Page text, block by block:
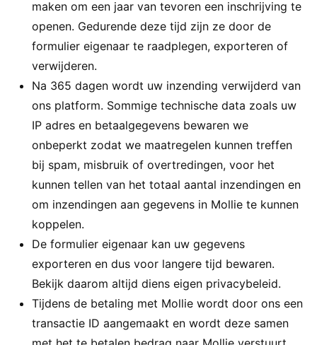
maken om een jaar van tevoren een inschrijving te
openen. Gedurende deze tijd zijn ze door de
formulier eigenaar te raadplegen, exporteren of
verwijderen.
Na 365 dagen wordt uw inzending verwijderd van
ons platform. Sommige technische data zoals uw
IP adres en betaalgegevens bewaren we
onbeperkt zodat we maatregelen kunnen treffen
bij spam, misbruik of overtredingen, voor het
kunnen tellen van het totaal aantal inzendingen en
om inzendingen aan gegevens in Mollie te kunnen
koppelen.
De formulier eigenaar kan uw gegevens
exporteren en dus voor langere tijd bewaren.
Bekijk daarom altijd diens eigen privacybeleid.
Tijdens de betaling met Mollie wordt door ons een
transactie ID aangemaakt en wordt deze samen